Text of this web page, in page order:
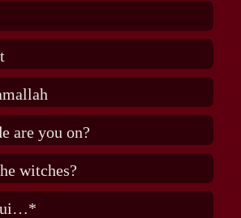
are you on?
witches?